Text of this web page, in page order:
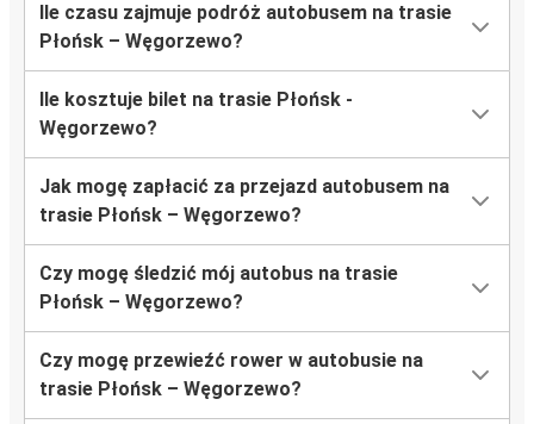
Ile czasu zajmuje podróż autobusem na trasie
Płońsk – Węgorzewo?
Ile kosztuje bilet na trasie Płońsk -
Węgorzewo?
Jak mogę zapłacić za przejazd autobusem na
trasie Płońsk – Węgorzewo?
Czy mogę śledzić mój autobus na trasie
Płońsk – Węgorzewo?
Czy mogę przewieźć rower w autobusie na
trasie Płońsk – Węgorzewo?